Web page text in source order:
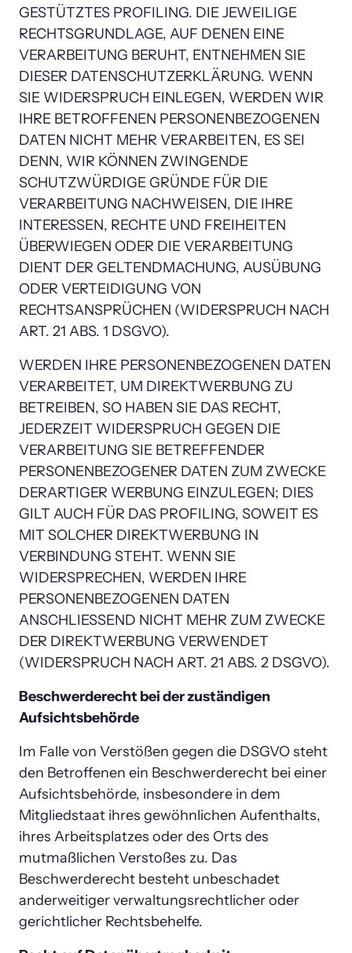
GESTÜTZTES PROFILING. DIE JEWEILIGE
RECHTSGRUNDLAGE, AUF DENEN EINE
VERARBEITUNG BERUHT, ENTNEHMEN SIE
DIESER DATENSCHUTZERKLÄRUNG. WENN
SIE WIDERSPRUCH EINLEGEN, WERDEN WIR
IHRE BETROFFENEN PERSONENBEZOGENEN
DATEN NICHT MEHR VERARBEITEN, ES SEI
DENN, WIR KÖNNEN ZWINGENDE
SCHUTZWÜRDIGE GRÜNDE FÜR DIE
VERARBEITUNG NACHWEISEN, DIE IHRE
INTERESSEN, RECHTE UND FREIHEITEN
ÜBERWIEGEN ODER DIE VERARBEITUNG
DIENT DER GELTENDMACHUNG, AUSÜBUNG
ODER VERTEIDIGUNG VON
RECHTSANSPRÜCHEN (WIDERSPRUCH NACH
ART. 21 ABS. 1 DSGVO).
WERDEN IHRE PERSONENBEZOGENEN DATEN
VERARBEITET, UM DIREKTWERBUNG ZU
BETREIBEN, SO HABEN SIE DAS RECHT,
JEDERZEIT WIDERSPRUCH GEGEN DIE
VERARBEITUNG SIE BETREFFENDER
PERSONENBEZOGENER DATEN ZUM ZWECKE
DERARTIGER WERBUNG EINZULEGEN; DIES
GILT AUCH FÜR DAS PROFILING, SOWEIT ES
MIT SOLCHER DIREKTWERBUNG IN
VERBINDUNG STEHT. WENN SIE
WIDERSPRECHEN, WERDEN IHRE
PERSONENBEZOGENEN DATEN
ANSCHLIESSEND NICHT MEHR ZUM ZWECKE
DER DIREKTWERBUNG VERWENDET
(WIDERSPRUCH NACH ART. 21 ABS. 2 DSGVO).
Beschwerderecht bei der zuständigen
Aufsichtsbehörde
Im Falle von Verstößen gegen die DSGVO steht
den Betroffenen ein Beschwerderecht bei einer
Aufsichtsbehörde, insbesondere in dem
Mitgliedstaat ihres gewöhnlichen Aufenthalts,
ihres Arbeitsplatzes oder des Orts des
mutmaßlichen Verstoßes zu. Das
Beschwerderecht besteht unbeschadet
anderweitiger verwaltungsrechtlicher oder
gerichtlicher Rechtsbehelfe.